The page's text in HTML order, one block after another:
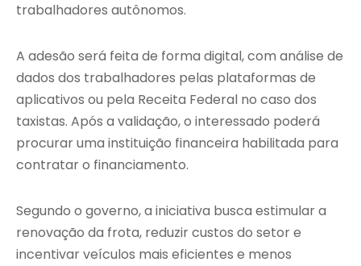
trabalhadores autônomos.
A adesão será feita de forma digital, com análise de
dados dos trabalhadores pelas plataformas de
aplicativos ou pela Receita Federal no caso dos
taxistas. Após a validação, o interessado poderá
procurar uma instituição financeira habilitada para
contratar o financiamento.
Segundo o governo, a iniciativa busca estimular a
renovação da frota, reduzir custos do setor e
incentivar veículos mais eficientes e menos